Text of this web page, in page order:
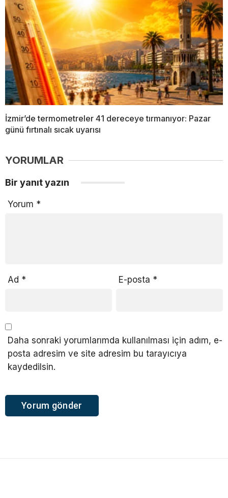
İzmir’de termometreler 41 dereceye tırmanıyor: Pazar
günü fırtınalı sıcak uyarısı
YORUMLAR
Bir yanıt yazın
Yorum *
Ad * E-posta *
Daha sonraki yorumlarımda kullanılması için adım, e-
posta adresim ve site adresim bu tarayıcıya
kaydedilsin.